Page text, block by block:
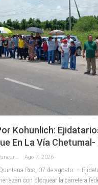
Kohunlich:
En La Vía
Redaccion La Pancarta De Quintana Roo Ago 7, 2026
Roo, 07 de agosto. –
con bloquear la carretera